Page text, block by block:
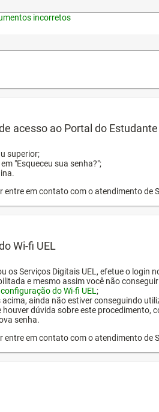
incorretos
acesso ao Portal do Estudante
superior;
"Esqueceu sua senha?";
entre em contato com o atendimento de
Wi-fi UEL
os Serviços Digitais UEL, efetue o login
e mesmo assim você não
do Wi-fi UEL ;
ainda não estiver conseguindo
houver dúvida sobre este procedimento,
senha.
entre em contato com o atendimento de